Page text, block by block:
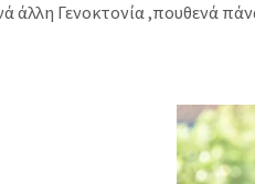
άλλη Γενοκτονία ,πουθενά